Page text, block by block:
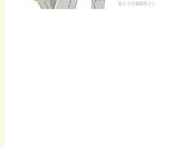
私たちの連絡係さん